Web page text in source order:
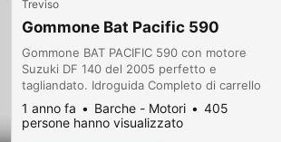
Treviso
Gommone Bat Pacific 590
Gommone BAT PACIFIC 590 con motore
Suzuki DF 140 del 2005 perfetto e
tagliandato. Idroguida Completo di carrello
rimorchio ELLEBI GPS ecoscandaglio, con
mappe Garmin VHF nautico Tendalino Elica
in acciaio più 1 elica in lega leggera
1 anno fa Barche - Motori
405
persone hanno visualizzato